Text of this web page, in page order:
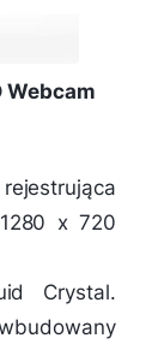
Webcam
x 720
Crystal.